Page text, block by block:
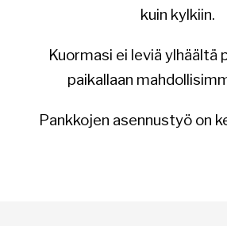
kuin kylkiin.
Kuormasi ei leviä ylhäältä
paikallaan
Pankkojen asennustyö on